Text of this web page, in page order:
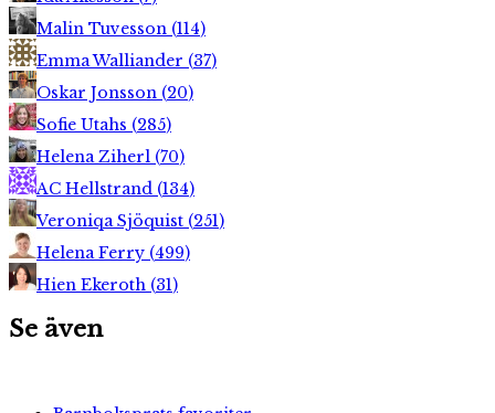
Malin Tuvesson (114)
Emma Walliander (37)
Oskar Jonsson (20)
Sofie Utahs (285)
Helena Ziherl (70)
AC Hellstrand (134)
Veroniqa Sjöquist (251)
Helena Ferry (499)
Hien Ekeroth (31)
Se även